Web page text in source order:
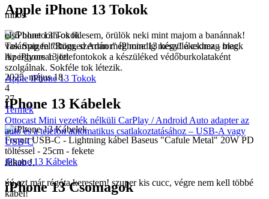
Apple iPhone 13 Tokok
Tok Spigen "Rugged Armor" iPhone 13 készülékekhez - black
Az iPhone 13 telefontokok a készüléked védőburkolataként
szolgálnak. Sokféle tok létezik.
Apple iPhone 13 Tokok
iPhone 13 Kábelek
Fonott USB-C - Lightning kábel Baseus "Cafule Metal" 20W PD
töltéssel - 25cm - fekete
iPhone 13 Kábelek
iPhone 13 Csomagok
milos
első bluetooth-os fülesem, örülök neki mint majom a banánnak!
vasárnap feltöltöm, szerdán még mindig megy! a csomag meg
hipergyorsan jött
2025. május 18.
4
27
Termék
Ottocast Mini vezeték nélküli CarPlay / Android Auto adapter az
autó és a telefon automatikus csatlakoztatásához – USB-A vagy
USB-C
Jakab J.
úú ezt már régóta kerestem! szuper kis cucc, végre nem kell többé
kábel!